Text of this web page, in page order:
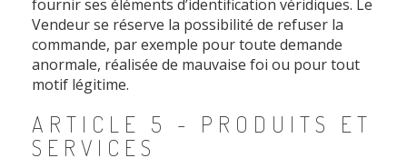
fournir ses éléments d’identification véridiques. Le
Vendeur se réserve la possibilité de refuser la
commande, par exemple pour toute demande
anormale, réalisée de mauvaise foi ou pour tout
motif légitime.
ARTICLE 5 - PRODUITS ET
SERVICES